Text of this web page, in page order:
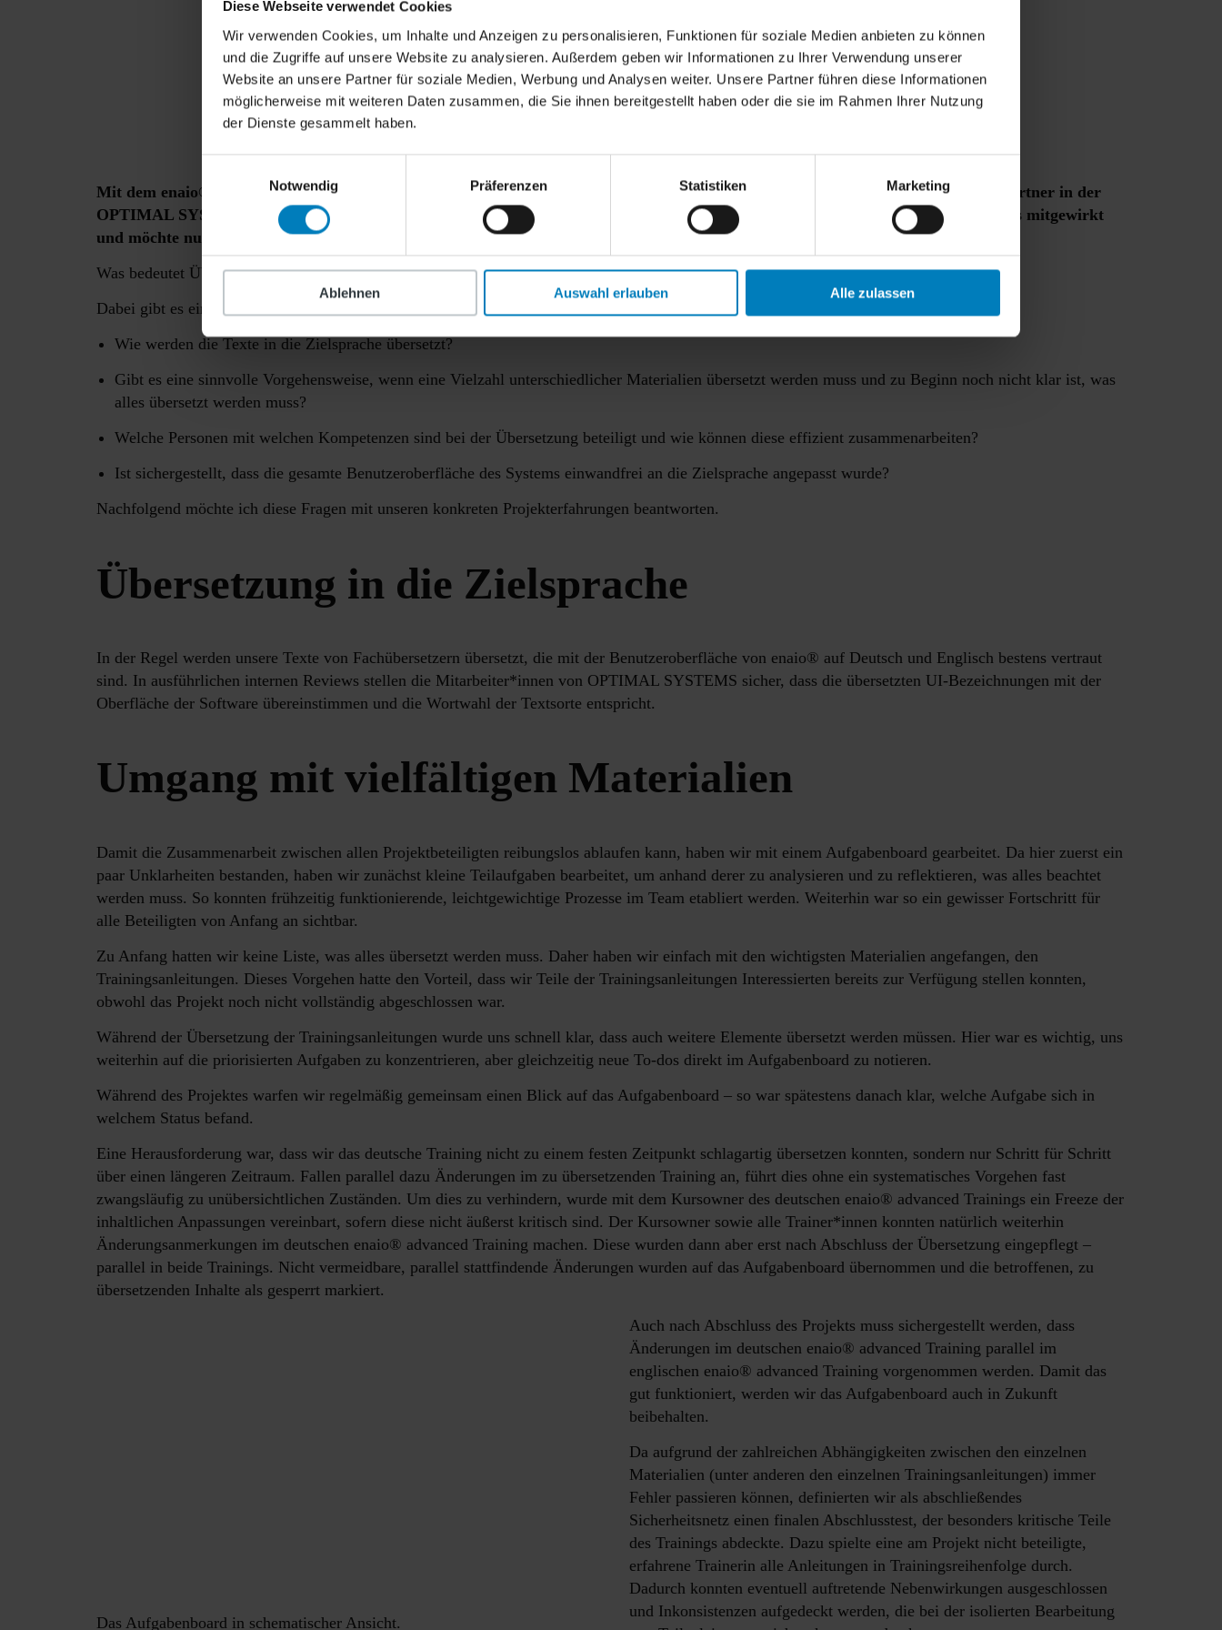
Diese Webseite verwendet Cookies
Wir verwenden Cookies, um Inhalte und Anzeigen zu personalisieren, Funktionen für soziale Medien anbieten zu können
und die Zugriffe auf unsere Website zu analysieren. Außerdem geben wir Informationen zu Ihrer Verwendung unserer
Website an unsere Partner für soziale Medien, Werbung und Analysen weiter. Unsere Partner führen diese Informationen
möglicherweise mit weiteren Daten zusammen, die Sie ihnen bereitgestellt haben oder die sie im Rahmen Ihrer Nutzung
der Dienste gesammelt haben.
Notwendig
Präferenzen Statistiken Marketing
Ablehnen Auswahl erlauben Alle zulassen
Mit dem enaio® advanced Training steht nun unser zweites enaio®-Standardtraining auch auf Englisch für unsere Kunden und Partner in der
OPTIMAL SYSTEMS Academy zur Verfügung. Ich habe an der Übersetzung des enaio® essentials und enaio® advanced Trainings mitgewirkt
und möchte nun meine Erfahrungen dazu mit Ihnen teilen.
Was bedeutet Übersetzung in diesem Kontext? Wir möchten schriftliche Texte (Trainingsmaterialien) in eine andere Sprache übertragen.
Dabei gibt es einige Punkte zu bedenken:
Wie werden die Texte in die Zielsprache übersetzt?
Gibt es eine sinnvolle Vorgehensweise, wenn eine Vielzahl unterschiedlicher Materialien übersetzt werden muss und zu Beginn noch nicht klar ist, was
alles übersetzt werden muss?
Welche Personen mit welchen Kompetenzen sind bei der Übersetzung beteiligt und wie können diese effizient zusammenarbeiten?
Ist sichergestellt, dass die gesamte Benutzeroberfläche des Systems einwandfrei an die Zielsprache angepasst wurde?
Nachfolgend möchte ich diese Fragen mit unseren konkreten Projekterfahrungen beantworten.
Übersetzung in die Zielsprache
In der Regel werden unsere Texte von Fachübersetzern übersetzt, die mit der Benutzeroberfläche von enaio® auf Deutsch und Englisch bestens vertraut
sind. In ausführlichen internen Reviews stellen die Mitarbeiter*innen von OPTIMAL SYSTEMS sicher, dass die übersetzten UI-Bezeichnungen mit der
Oberfläche der Software übereinstimmen und die Wortwahl der Textsorte entspricht.
Umgang mit vielfältigen Materialien
Damit die Zusammenarbeit zwischen allen Projektbeteiligten reibungslos ablaufen kann, haben wir mit einem Aufgabenboard gearbeitet. Da hier zuerst ein
paar Unklarheiten bestanden, haben wir zunächst kleine Teilaufgaben bearbeitet, um anhand derer zu analysieren und zu reflektieren, was alles beachtet
werden muss. So konnten frühzeitig funktionierende, leichtgewichtige Prozesse im Team etabliert werden. Weiterhin war so ein gewisser Fortschritt für
alle Beteiligten von Anfang an sichtbar.
Zu Anfang hatten wir keine Liste, was alles übersetzt werden muss. Daher haben wir einfach mit den wichtigsten Materialien angefangen, den
Trainingsanleitungen. Dieses Vorgehen hatte den Vorteil, dass wir Teile der Trainingsanleitungen Interessierten bereits zur Verfügung stellen konnten,
obwohl das Projekt noch nicht vollständig abgeschlossen war.
Während der Übersetzung der Trainingsanleitungen wurde uns schnell klar, dass auch weitere Elemente übersetzt werden müssen. Hier war es wichtig, uns
weiterhin auf die priorisierten Aufgaben zu konzentrieren, aber gleichzeitig neue To-dos direkt im Aufgabenboard zu notieren.
Während des Projektes warfen wir regelmäßig gemeinsam einen Blick auf das Aufgabenboard – so war spätestens danach klar, welche Aufgabe sich in
welchem Status befand.
Eine Herausforderung war, dass wir das deutsche Training nicht zu einem festen Zeitpunkt schlagartig übersetzen konnten, sondern nur Schritt für Schritt
über einen längeren Zeitraum. Fallen parallel dazu Änderungen im zu übersetzenden Training an, führt dies ohne ein systematisches Vorgehen fast
zwangsläufig zu unübersichtlichen Zuständen. Um dies zu verhindern, wurde mit dem Kursowner des deutschen enaio® advanced Trainings ein Freeze der
inhaltlichen Anpassungen vereinbart, sofern diese nicht äußerst kritisch sind. Der Kursowner sowie alle Trainer*innen konnten natürlich weiterhin
Änderungsanmerkungen im deutschen enaio® advanced Training machen. Diese wurden dann aber erst nach Abschluss der Übersetzung eingepflegt –
parallel in beide Trainings. Nicht vermeidbare, parallel stattfindende Änderungen wurden auf das Aufgabenboard übernommen und die betroffenen, zu
übersetzenden Inhalte als gesperrt markiert.
Das Aufgabenboard in schematischer Ansicht.
Auch nach Abschluss des Projekts muss sichergestellt werden, dass
Änderungen im deutschen enaio® advanced Training parallel im
englischen enaio® advanced Training vorgenommen werden. Damit das
gut funktioniert, werden wir das Aufgabenboard auch in Zukunft
beibehalten.
Da aufgrund der zahlreichen Abhängigkeiten zwischen den einzelnen
Materialien (unter anderen den einzelnen Trainingsanleitungen) immer
Fehler passieren können, definierten wir als abschließendes
Sicherheitsnetz einen finalen Abschlusstest, der besonders kritische Teile
des Trainings abdeckte. Dazu spielte eine am Projekt nicht beteiligte,
erfahrene Trainerin alle Anleitungen in Trainingsreihenfolge durch.
Dadurch konnten eventuell auftretende Nebenwirkungen ausgeschlossen
und Inkonsistenzen aufgedeckt werden, die bei der isolierten Bearbeitung